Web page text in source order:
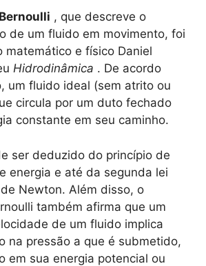
, que descreve o
de um fluido em movimento, foi
matemático e físico Daniel
Hidrodinâmica . De acordo
um fluido ideal (sem atrito ou
circula por um duto fechado
constante em seu caminho.
ser deduzido do princípio de
energia e até da segunda lei
Newton. Além disso, o
também afirma que um
de um fluido implica
na pressão a que é submetido,
em sua energia potencial ou